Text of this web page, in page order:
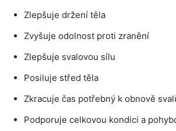
Zlepšuje držení těla
Zvyšuje odolnost proti zranění
Zlepšuje svalovou sílu
Posiluje střed těla
Zkracuje čas potřebný k obnově
Podporuje celkovou kondici a